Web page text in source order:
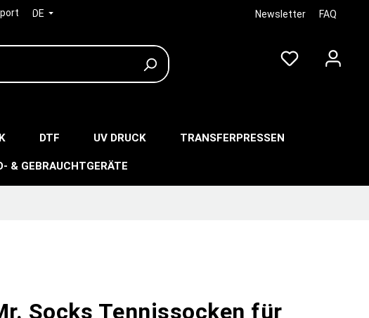
DE Newsletter FAQ
DTF UV DRUCK TRANSFERPRESSEN
& GEBRAUCHTGERÄTE
Socks Tennissocken für